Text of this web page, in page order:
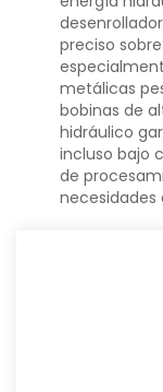
preciso
metálicas
bobinas de
hidráulico
incluso bajo
de